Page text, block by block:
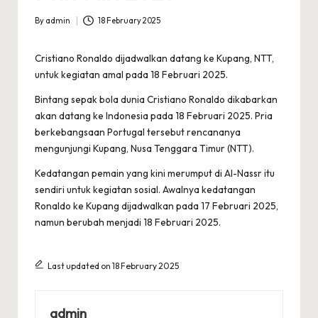
Posted
By admin 18 February 2025
Cristiano Ronaldo dijadwalkan datang ke Kupang, NTT,
untuk kegiatan amal pada 18 Februari 2025.
Bintang sepak bola dunia Cristiano Ronaldo dikabarkan
akan datang ke Indonesia pada 18 Februari 2025. Pria
berkebangsaan Portugal tersebut rencananya
mengunjungi Kupang, Nusa Tenggara Timur (NTT).
Kedatangan pemain yang kini merumput di Al-Nassr itu
sendiri untuk kegiatan sosial. Awalnya kedatangan
Ronaldo ke Kupang dijadwalkan pada 17 Februari 2025,
namun berubah menjadi 18 Februari 2025.
Last updated on 18 February 2025
admin